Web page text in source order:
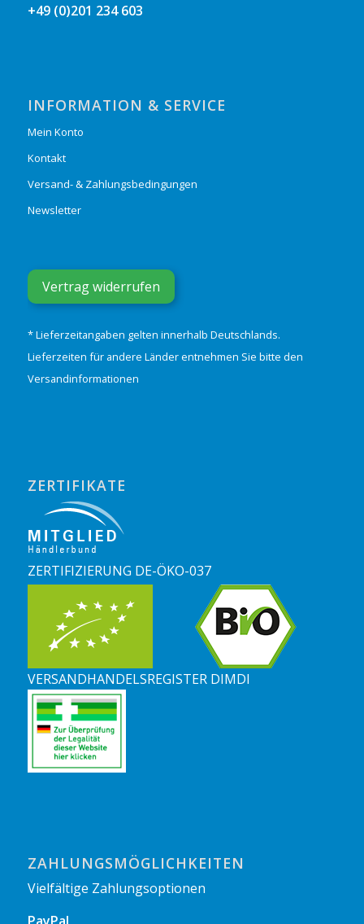
+49 (0)201 234 603
INFORMATION & SERVICE
Mein Konto
Kontakt
Versand- & Zahlungsbedingungen
Newsletter
Vertrag widerrufen
* Lieferzeitangaben gelten innerhalb Deutschlands.
Lieferzeiten für andere Länder entnehmen Sie bitte den
Versandinformationen
ZERTIFIKATE
ZERTIFIZIERUNG DE-ÖKO-037
VERSANDHANDELSREGISTER DIMDI
ZAHLUNGSMÖGLICHKEITEN
Vielfältige Zahlungsoptionen